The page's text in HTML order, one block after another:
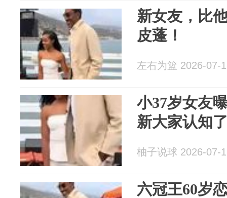
新女友，比
皮蓬！
左右为篮 2026-07-
小37岁女友
新大家认知
柚子说球 2026-07-
六冠王60岁